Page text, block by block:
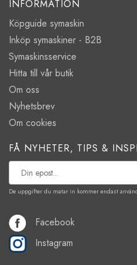
INFORMATION
Köpguide symaskin
Inköp symaskiner - B2B
Symaskinsservice
Hitta till vår butik
Om oss
Nyhetsbrev
Om cookies
FÅ NYHETER, TIPS &
De uppgifter du matar in kommer endast
Facebook
Instagram